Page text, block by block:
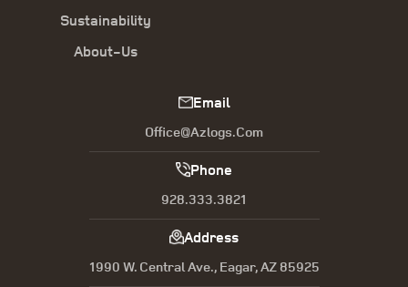
Sustainability
About-Us
Email
Office@azlogs.com
Phone
928.333.3821
Address
1990 W. Central Ave., Eagar, AZ 85925